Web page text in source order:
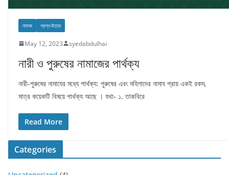
নামাজ প্রশ্ন-উত্তর
May 12, 2023 syedabdulhai
নারী ও পুরুষের নামাজের পার্থক্য
নারী-পুরুষের নামাযের মধ্যে পার্থক্য: পুরুষের এবং মহিলাদের নামায প্রায় একই রকম,
মাত্র কয়েকটি বিষয়ে পার্থক্য আছে । যথা- ১. তাকবিরে
Read More
Categories